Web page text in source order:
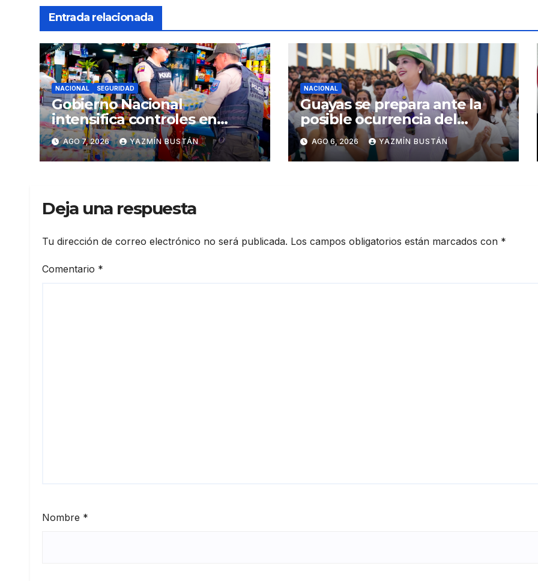
Entrada relacionada
NACIONAL SEGURIDAD
Gobierno Nacional
intensifica controles en
establecimientos y espacios
públicos de Pichincha: 684
operativos en zonas
AGO 7, 2026 YAZMÍN BUSTÁN
NACIONAL
Guayas se prepara ante la
posible ocurrencia del
fenómeno de El Niño:
Gobierno Nacional capacita a
2.500 jóvenes
AGO 6, 2026 YAZMÍN BUSTÁN
Deja una respuesta
Tu dirección de correo electrónico no será publicada. Los campos obligatorios están marcados con *
Comentario *
Nombre *